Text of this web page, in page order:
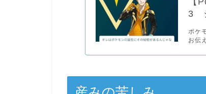
3
ポケ
お伝